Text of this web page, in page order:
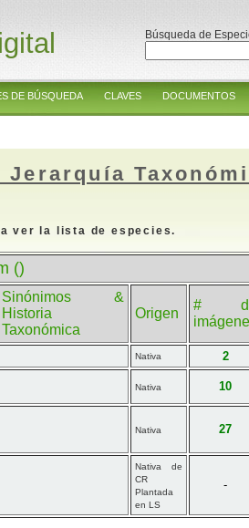
Búsqueda de
DE BÚSQUEDA CLAVES DOCUMENTOS
ver la lista de especies.
()
Sinónimos &
Historia
Taxonómica
Origen
#
Nativa 2
Nativa 10
Nativa 27
Nativa de
CR
Plantada
en LS
-